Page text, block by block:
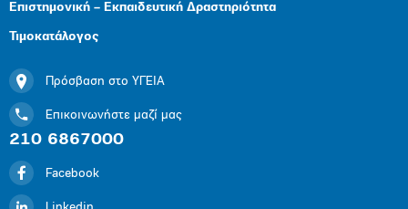
Επιστημονική – Εκπαιδευτική Δραστηριότητα
Τιμοκατάλογος
Πρόσβαση στο ΥΓΕΙΑ
Επικοινωνήστε μαζί μας
210 6867000
Facebook